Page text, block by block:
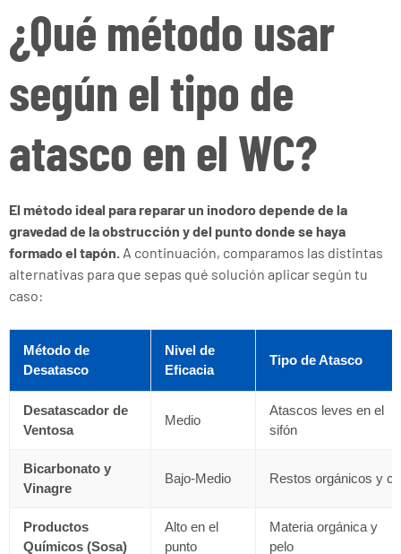
¿Qué método usar
según el tipo de
atasco en el WC?
El método ideal para reparar un inodoro depende de la
gravedad de la obstrucción y del punto donde se haya
formado el tapón. A continuación, comparamos las distintas
alternativas para que sepas qué solución aplicar según tu
caso:
Método de
Desatasco
Nivel de
Eficacia
Tipo de Atasco
Desatascador de
Ventosa
Medio
Atascos leves en el
sifón
Bicarbonato y
Vinagre
Bajo-Medio Restos orgánicos y
Productos
Químicos (Sosa)
Alto en el
punto
Materia orgánica y
pelo